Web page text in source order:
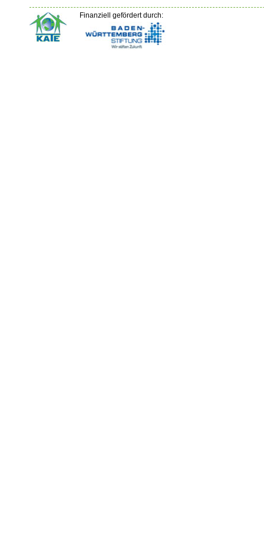
Finanziell gefördert durch: